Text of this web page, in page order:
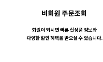
비회원 주문조회
회원이 되시면 빠른 신상품 정보와
다양한 할인 혜택을 받으실 수 있습니다.